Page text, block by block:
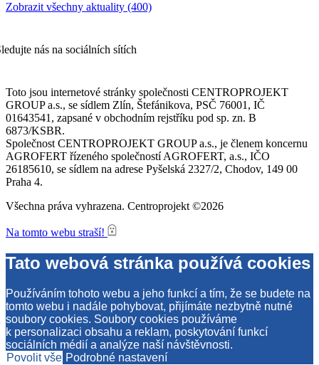
Zobrazit všechny aktuality (400)
nás na sociálních sítích
Toto jsou internetové stránky společnosti CENTROPROJEKT
GROUP a.s., se sídlem Zlín, Štefánikova, PSČ 76001, IČ
01643541, zapsané v obchodním rejstříku pod sp. zn. B
6873/KSBR.
Společnost CENTROPROJEKT GROUP a.s., je členem koncernu
AGROFERT řízeného společností AGROFERT, a.s., IČO
26185610, se sídlem na adrese Pyšelská 2327/2, Chodov, 149 00
Praha 4.
Všechna práva vyhrazena. Centroprojekt ©2026
Na tomto webu straší!
Tato webová stránka používá cookies
Používáním tohoto webu a jeho funkcí a tím, že se budete na
tomto webu i nadále pohybovat, přijímáte nezbytně nutné
soubory cookies. Soubory cookies používáme
k personalizaci obsahu a reklam, poskytování funkcí
sociálních médií a analýze naší návštěvnosti.
Povolit vše Podrobné nastavení